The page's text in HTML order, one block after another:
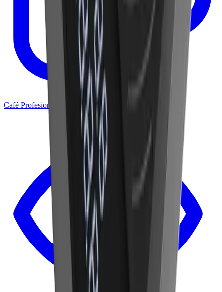
Café Profesional